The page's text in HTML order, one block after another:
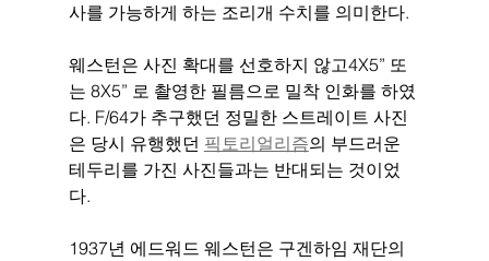
사를 가능하게 하는 조리개 수치를 의미한다.
웨스턴은 사진 확대를 선호하지 않고4X5” 또
는 8X5” 로 촬영한 필름으로 밀착 인화를 하였
다. F/64가 추구했던 정밀한 스트레이트 사진
은 당시 유행했던 픽토리얼리즘의 부드러운
테두리를 가진 사진들과는 반대되는 것이었
다.
1937년 에드워드 웨스턴은 구겐하임 재단의